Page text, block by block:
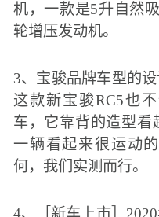
机，一款是5升自然
轮增压发动机。
3、宝骏品牌车型的
这款新宝骏RC5也
车，它靠背的造型看
一辆看起来很运动
何，我们实测而行。
4、［新车上市］